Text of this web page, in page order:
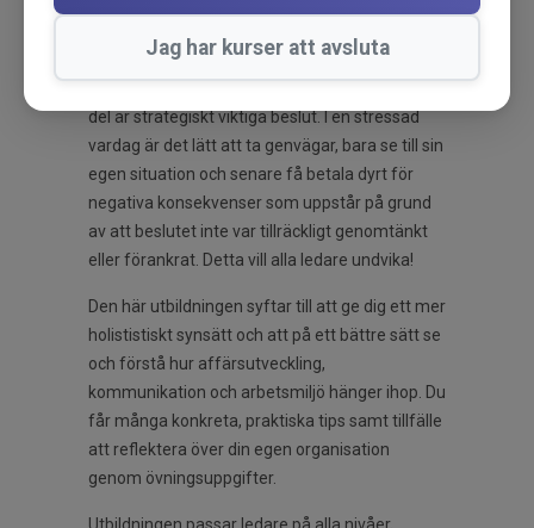
utbildning online nu!
Alla ledare måste fatta en mängd olika beslut
del är strategiskt viktiga beslut. I en stressad
vardag är det lätt att ta genvägar, bara se till sin
egen situation och senare få betala dyrt för
negativa konsekvenser som uppstår på grund
av att beslutet inte var tillräckligt genomtänkt
eller förankrat. Detta vill alla ledare undvika!
Den här utbildningen syftar till att ge dig ett mer
holististiskt synsätt och att på ett bättre sätt se
och förstå hur affärsutveckling,
kommunikation och arbetsmiljö hänger ihop. Du
får många konkreta, praktiska tips samt tillfälle
att reflektera över din egen organisation
genom övningsuppgifter.
Jag har kurser att avsluta